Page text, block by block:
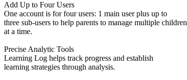
Add Up to Four Users
One account is for four users: 1 main user plus up to
three sub-users to help parents to manage multiple children
at a time.
Precise Analytic Tools
Learning Log helps track progress and establish
learning strategies through analysis.